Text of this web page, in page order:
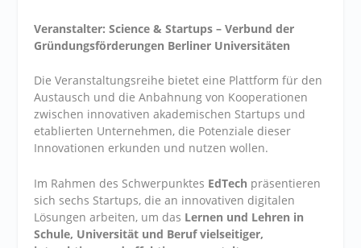
Veranstalter: Science & Startups – Verbund der
Gründungsförderungen Berliner Universitäten
Die Veranstaltungsreihe bietet eine Plattform für den
Austausch und die Anbahnung von Kooperationen
zwischen innovativen akademischen Startups und
etablierten Unternehmen, die Potenziale dieser
Innovationen erkunden und nutzen wollen.
Im Rahmen des Schwerpunktes EdTech präsentieren
sich sechs Startups, die an innovativen digitalen
Lösungen arbeiten, um das Lernen und Lehren in
Schule, Universität und Beruf vielseitiger,